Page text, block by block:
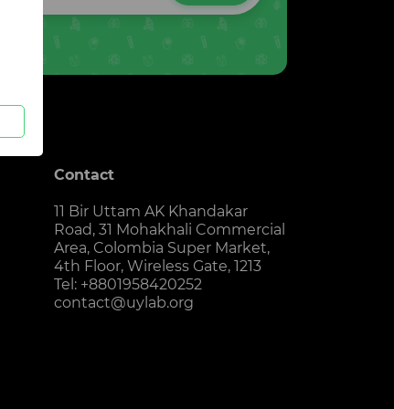
Contact
11 Bir Uttam AK Khandakar
Road, 31 Mohakhali Commercial
Area, Colombia Super Market,
4th Floor, Wireless Gate, 1213
Tel: +8801958420252
contact@uylab.org